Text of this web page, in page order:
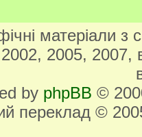
матеріали
2005, 2007,
by phpBB ©
переклад ©